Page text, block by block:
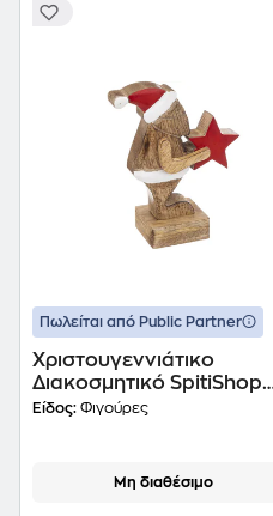
Πωλείται από Public Partner
Χριστουγεννιάτικο
Διακοσμητικό SpitiShop
Άγιος Βασίλης
Είδος: Φιγούρες
Μη διαθέσιμο